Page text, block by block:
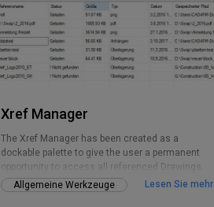
Projektierung unterstützen den Anwender beim
Zeichnen von Kabelkanälen, Leitungen,
Verteilerschränken, Leuchten u.Ä.
Xref Manager
The Xref Manager has been created as a
dockable palette to give the user a permanent
opportunity to access all referenced Drawings.
Allgemeine Werkzeuge
Lesen Sie mehr